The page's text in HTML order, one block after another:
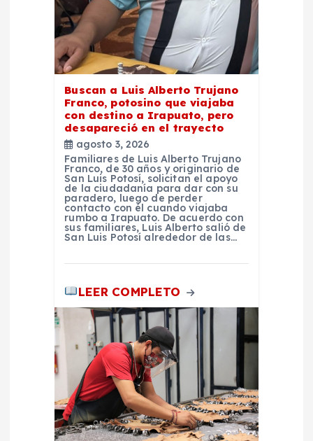
Buscan a Luis Alberto Trujano
Franco, potosino que viajaba
con destino a Irapuato, pero
desapareció en el trayecto
agosto 3, 2026
Familiares de Luis Alberto Trujano
Franco, de 30 años y originario de
San Luis Potosí, solicitan el apoyo
de la ciudadanía para dar con su
paradero, luego de perder
contacto con él cuando viajaba
rumbo a Irapuato. De acuerdo con
sus familiares, Luis Alberto salió de
San Luis Potosí alrededor de las…
LEER COMPLETO